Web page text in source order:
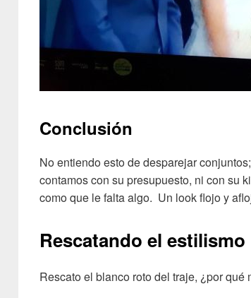
Conclusión
No entiendo esto de desparejar
contamos con su presupuesto, ni con su
como que le falta algo. Un look flojo y
Rescatando el estilismo
Rescato el blanco roto del traje, ¿por qué